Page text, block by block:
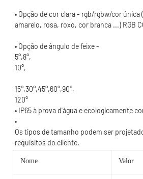
• Opção de cor clara - rgb/rgbw/cor única
120°
Os tipos de tamanho podem ser
Nome Valor